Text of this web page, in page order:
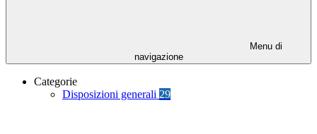
Menu di
navigazione
Categorie
Disposizioni generali 29